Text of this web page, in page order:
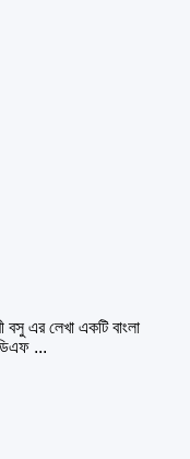
এর লেখা একটি বাংলা
...